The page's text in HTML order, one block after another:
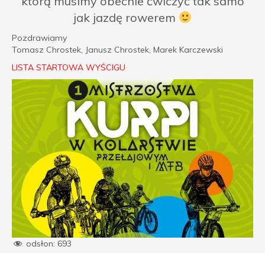
jak jazdę rowerem
Pozdrawiamy
Tomasz Chrostek, Janusz Chrostek, Marek Karczewski
LISTA STARTOWA WYŚCIGU
odsłon: 693